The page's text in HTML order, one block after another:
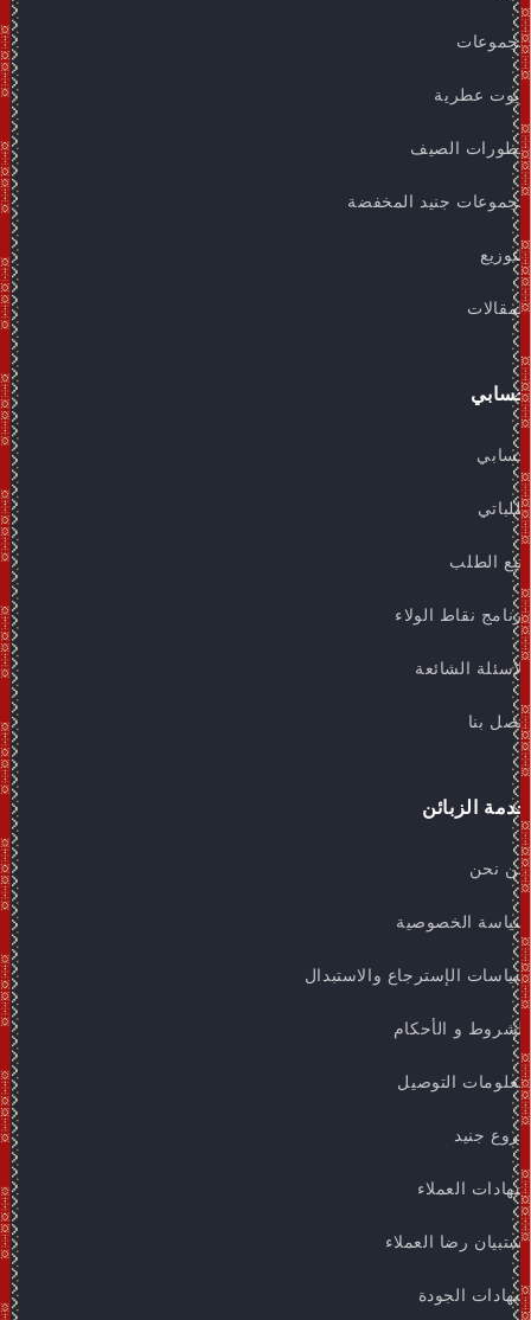
مجموعات
زيوت عطرية
عطورات الصيف
مجموعات جنيد المخفضة
التوزيع
المقالات
حسابي
حسابي
طلباتي
تتبع الطلب
برنامج نقاط الولاء
الاسئلة الشائعة
اتصل بنا
خدمة الزبائن
من نحن
سياسة الخصوصية
سياسات الإسترجاع والاستبدال
الشروط و الأحكام
معلومات التوصيل
فروع جنيد
شهادات العملاء
استبيان رضا العملاء
شهادات الجودة